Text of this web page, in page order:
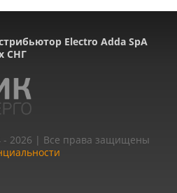
Electro Adda SpA
СНГ
- 2026 | Все права защищены